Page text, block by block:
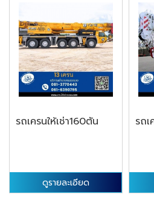
รถเครนให้เช่า160ตัน
ดูรายละเอียด
รถ